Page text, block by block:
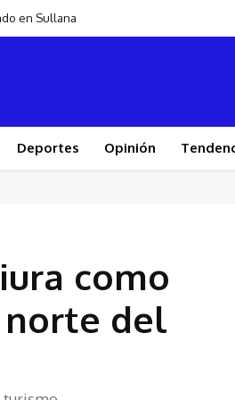
en Sullana
Deportes Opinión
como
del